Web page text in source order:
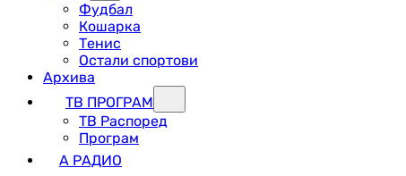
Фудбал
Кошарка
Тенис
Остали спортови
Архива
ТВ ПРОГРАМ
ТВ Распоред
Програм
А РАДИО